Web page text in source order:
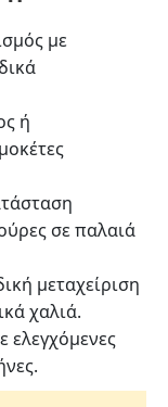
με
ή
σε παλαιά
μεταχείριση
χαλιά.
ελεγχόμενες